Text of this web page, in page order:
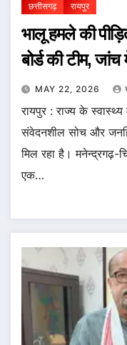
छत्तीसगढ़ रायपुर
भालू हमले की
बोर्ड की टीम, जांच
MAY 22, 2026
रायपुर : राज्य के स्वास्थ्य
संवेदनशील सोच और
मिल रहा है। मनेन्द्रगढ़-
एक…